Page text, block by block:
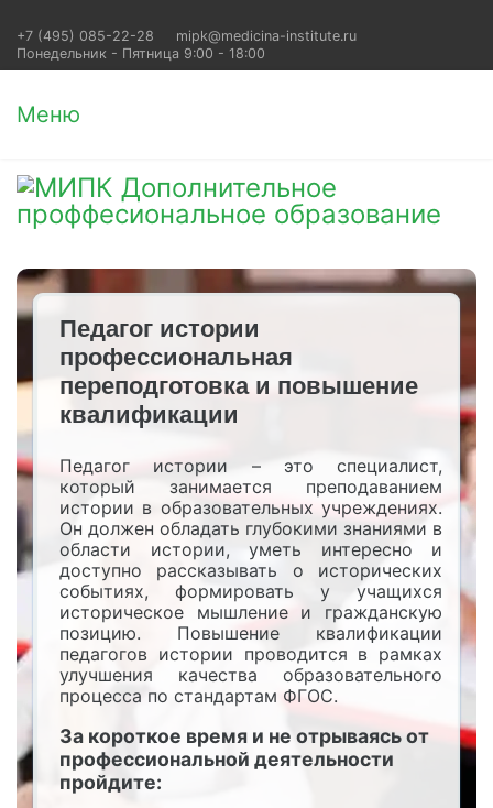
+7 (495) 085-22-28
mipk@medicina-institute.ru
Понедельник - Пятница 9:00 - 18:00
Меню
Педагог истории
профессиональная
переподготовка и повышение
квалификации
Педагог истории – это специалист,
который занимается преподаванием
истории в образовательных учреждениях.
Он должен обладать глубокими знаниями в
области истории, уметь интересно и
доступно рассказывать о исторических
событиях, формировать у учащихся
историческое мышление и гражданскую
позицию. Повышение квалификации
педагогов истории проводится в рамках
улучшения качества образовательного
процесса по стандартам ФГОС.
За короткое время и не отрываясь от
профессиональной деятельности
пройдите: